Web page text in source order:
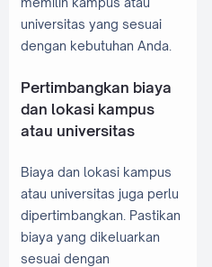
universitas yang sesuai
dengan kebutuhan Anda.
Pertimbangkan biaya
dan lokasi kampus
atau universitas
Biaya dan lokasi kampus
atau universitas juga perlu
dipertimbangkan. Pastikan
biaya yang dikeluarkan
sesuai dengan